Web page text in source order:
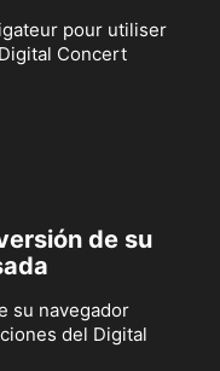
pour utiliser
Concert
de su
su navegador
del Digital